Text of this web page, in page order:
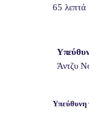
65 λεπτά
Άντζυ
Υπεύθυνη